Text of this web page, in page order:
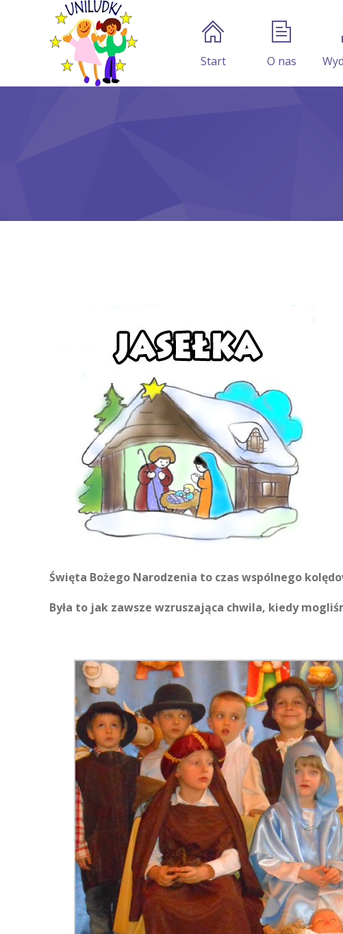
Start O nas
Święta Bożego Narodzenia to czas wspólnego
Była to jak zawsze wzruszająca chwila, kiedy